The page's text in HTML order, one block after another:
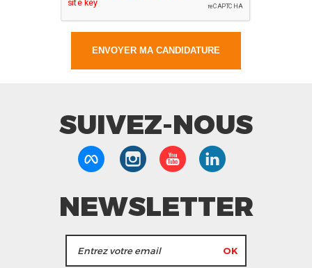
SUIVEZ-NOUS
NEWSLETTER